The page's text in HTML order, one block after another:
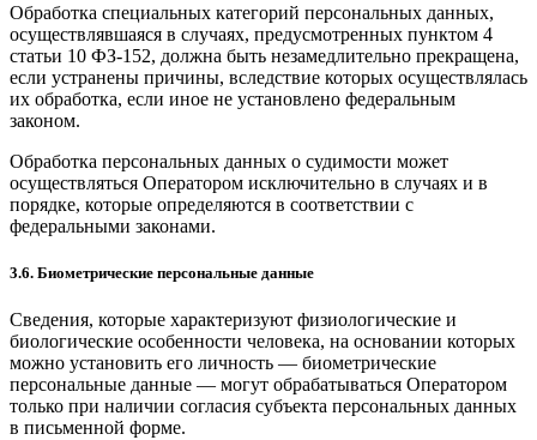
Обработка специальных категорий персональных данных,
осуществлявшаяся в случаях, предусмотренных пунктом 4
статьи 10 ФЗ-152, должна быть незамедлительно прекращена,
если устранены причины, вследствие которых осуществлялась
их обработка, если иное не установлено федеральным
законом.
Обработка персональных данных о судимости может
осуществляться Оператором исключительно в случаях и в
порядке, которые определяются в соответствии с
федеральными законами.
3.6. Биометрические персональные данные
Сведения, которые характеризуют физиологические и
биологические особенности человека, на основании которых
можно установить его личность — биометрические
персональные данные — могут обрабатываться Оператором
только при наличии согласия субъекта персональных данных
в письменной форме.